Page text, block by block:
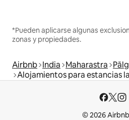
*Pueden aplicarse algunas
zonas y propiedades.
Airbnb India Maharastra
Alojamientos para estancias
© 2026